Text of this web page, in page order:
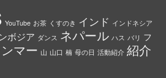
YouTube お茶 くすのき インド インドネシア
ボジア ダンス ネパール ハス バリ フ
マー 山 山口 楠 母の日 活動紹介 紹介